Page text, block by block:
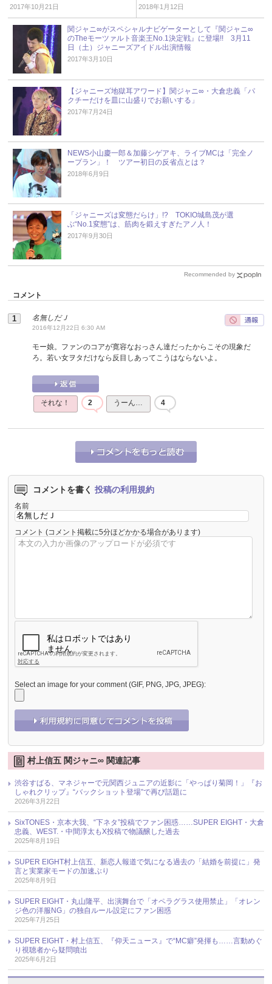
2017年10月21日 2018年1月12日
関ジャニ∞がスペシャルナビゲーターとして『関ジャニ∞
のTheモーツァルト音楽王No.1決定戦』に登場!! 3月11
日（土）ジャニーズアイドル出演情報
2017年3月10日
【ジャニーズ地獄耳アワード】関ジャニ∞・大倉忠義「パ
クチーだけを皿に山盛りでお願いする」
2017年7月24日
NEWS小山慶一郎＆加藤シゲアキ、ライブMCは「完全ノ
ープラン」！ ツアー初日の反省点とは？
2018年6月9日
「ジャニーズは変態だらけ」!? TOKIO城島茂が選
ぶ“No.1変態”は、筋肉を鍛えすぎたアノ人！
2017年9月30日
Recommended by
コメント
名無しだＪ
2016年12月22日 6:30 AM
モー娘。ファンのコアが寛容なおっさん達だったからこその現象だ
ろ。若い女ヲタだけなら反目しあってこうはならないよ。
それな！ 2 うーん… 4
コメントを書く 投稿の利用規約
名前
コメント (コメント掲載に5分ほどかかる場合があります)
Select an image for your comment (GIF, PNG, JPG, JPEG):
村上信五 関ジャニ∞ 関連記事
渋谷すばる、マネジャーで元関西ジュニアの近影に「やっぱり菊岡！」『お
しゃれクリップ』“バックショット登場”で再び話題に
2026年3月22日
SixTONES・京本大我、“下ネタ”投稿でファン困惑……SUPER EIGHT・大倉
忠義、WEST.・中間淳太もX投稿で物議醸した過去
2025年8月19日
SUPER EIGHT村上信五、新恋人報道で気になる過去の「結婚を前提に」発
言と実業家モードの加速ぶり
2025年8月9日
SUPER EIGHT・丸山隆平、出演舞台で「オペラグラス使用禁止」「オレン
ジ色の洋服NG」の独自ルール設定にファン困惑
2025年7月25日
SUPER EIGHT・村上信五、『仰天ニュース』で“MC癖”発揮も……言動めぐ
り視聴者から疑問噴出
2025年6月2日